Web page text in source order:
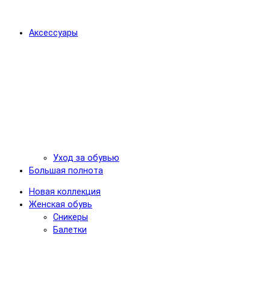
Аксессуары
Уход за обувью
Большая полнота
Новая коллекция
Женская обувь
Сникеры
Балетки